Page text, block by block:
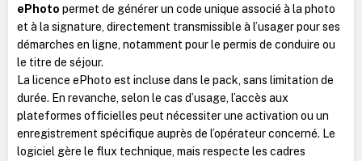
ePhoto permet de générer un code unique associé à la photo
et à la signature, directement transmissible à l’usager pour ses
démarches en ligne, notamment pour le permis de conduire ou
le titre de séjour.
La licence ePhoto est incluse dans le pack, sans limitation de
durée. En revanche, selon le cas d’usage, l’accès aux
plateformes officielles peut nécessiter une activation ou un
enregistrement spécifique auprès de l’opérateur concerné. Le
logiciel gère le flux technique, mais respecte les cadres